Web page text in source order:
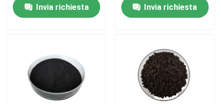
Fertilizzante organico dell'aminoacido
Fertilizzante dell'umato del potassio
Invia richiesta
Invia richiesta